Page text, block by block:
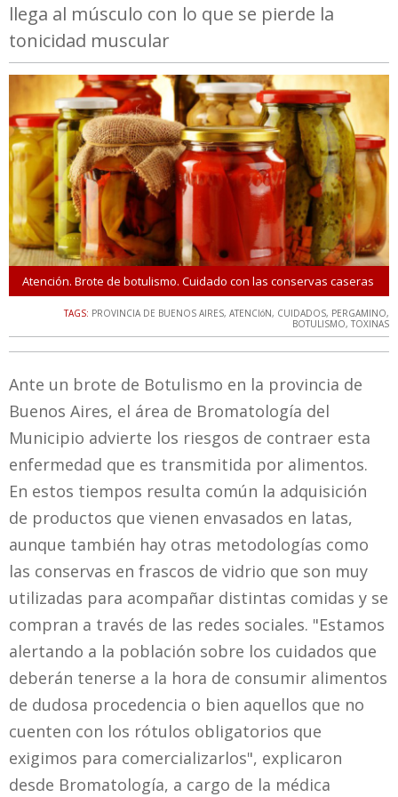
llega al músculo con lo que se pierde la
tonicidad muscular
Atención. Brote de botulismo. Cuidado con las conservas caseras
TAGS: PROVINCIA DE BUENOS AIRES, ATENCIóN, CUIDADOS, PERGAMINO,
BOTULISMO, TOXINAS
Ante un brote de Botulismo en la provincia de
Buenos Aires, el área de Bromatología del
Municipio advierte los riesgos de contraer esta
enfermedad que es transmitida por alimentos.
En estos tiempos resulta común la adquisición
de productos que vienen envasados en latas,
aunque también hay otras metodologías como
las conservas en frascos de vidrio que son muy
utilizadas para acompañar distintas comidas y se
compran a través de las redes sociales. "Estamos
alertando a la población sobre los cuidados que
deberán tenerse a la hora de consumir alimentos
de dudosa procedencia o bien aquellos que no
cuenten con los rótulos obligatorios que
exigimos para comercializarlos", explicaron
desde Bromatología, a cargo de la médica